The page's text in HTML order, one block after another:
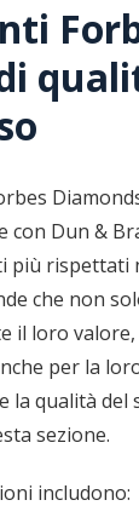
con Dun &
più rispettati
che non
il loro valore,
per la
la qualità
sezione.
includono: